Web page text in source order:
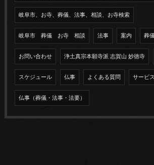
岐阜市、お寺、葬儀、法事、相談、お寺検索
岐阜市 葬儀 お寺 相談 法事 案内 葬
お問い合わせ 浄土真宗本願寺派 志賀山 妙徳寺
スケジュール 仏事 よくある質問 サービス
仏事（葬儀・法事・法要）